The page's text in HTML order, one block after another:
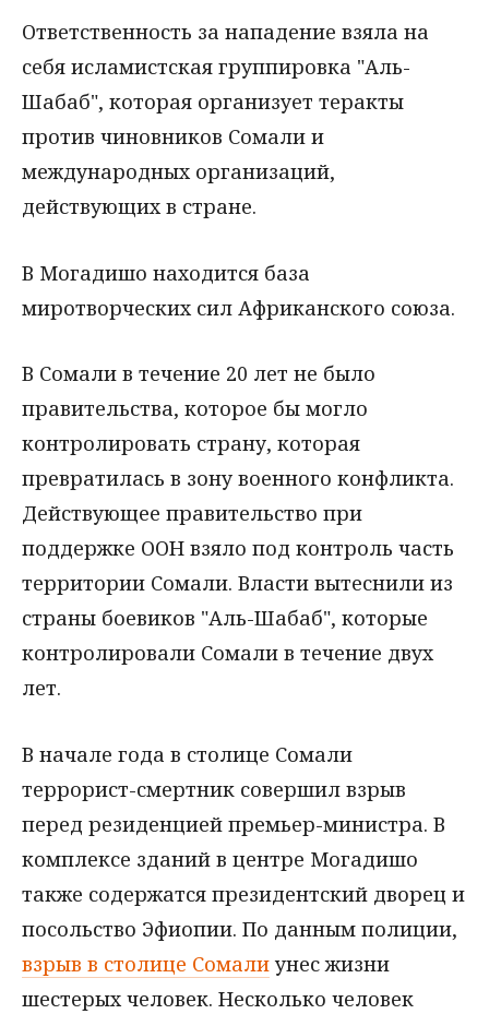
Ответственность за нападение взяла на
себя исламистская группировка "Аль-
Шабаб", которая организует теракты
против чиновников Сомали и
международных организаций,
действующих в стране.
В Могадишо находится база
миротворческих сил Африканского союза.
В Сомали в течение 20 лет не было
правительства, которое бы могло
контролировать страну, которая
превратилась в зону военного конфликта.
Действующее правительство при
поддержке ООН взяло под контроль часть
территории Сомали. Власти вытеснили из
страны боевиков "Аль-Шабаб", которые
контролировали Сомали в течение двух
лет.
В начале года в столице Сомали
террорист-смертник совершил взрыв
перед резиденцией премьер-министра. В
комплексе зданий в центре Могадишо
также содержатся президентский дворец и
посольство Эфиопии. По данным полиции,
взрыв в столице Сомалиунес жизни
шестерых человек. Несколько человек